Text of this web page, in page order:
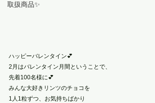
取扱商品✨
ハッピーバレンタイン💕
2月はバレンタイン月間ということで、
先着100名様に💕
みんな大好きリンツのチョコを
1人1粒ずつ、お気持ちばかり